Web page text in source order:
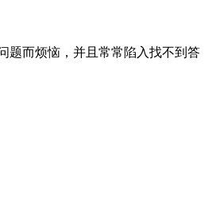
题而烦恼，并且常常陷入找不到答